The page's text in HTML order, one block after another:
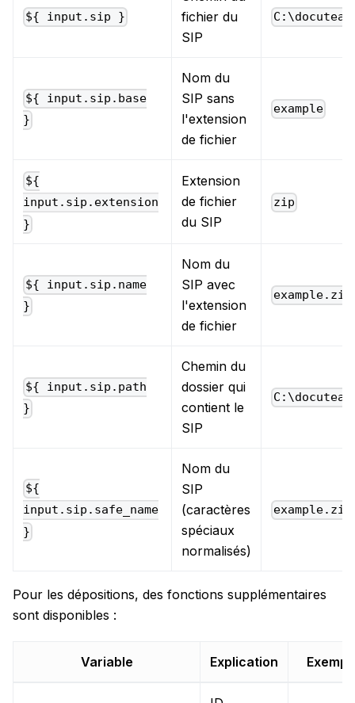
${ input.sip }
fichier du
SIP
${ input.sip.base
}
Nom du
SIP sans
l'extension
de fichier
example
${
input.sip.extension
}
Extension
de fichier
du SIP
zip
${ input.sip.name
}
Nom du
SIP avec
l'extension
de fichier
example.zip
${ input.sip.path
}
Chemin du
dossier qui
contient le
SIP
${
input.sip.safe_name
}
Nom du
SIP
(caractères
spéciaux
normalisés)
example.zip
Pour les dépositions, des fonctions supplémentaires
sont disponibles :
Variable Explication